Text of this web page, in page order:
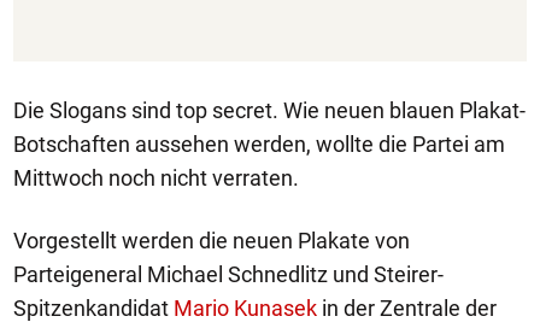
Die Slogans sind top secret. Wie neuen blauen Plakat-
Botschaften aussehen werden, wollte die Partei am
Mittwoch noch nicht verraten.
Vorgestellt werden die neuen Plakate von
Parteigeneral Michael Schnedlitz und Steirer-
Spitzenkandidat Mario Kunasek in der Zentrale der